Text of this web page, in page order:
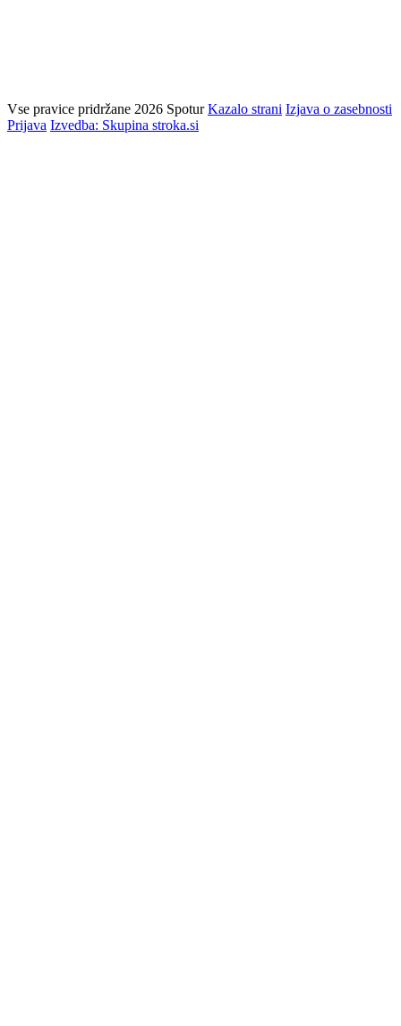
Vse pravice pridržane 2026 Spotur Kazalo strani Izjava o zasebnosti
Prijava Izvedba: Skupina stroka.si